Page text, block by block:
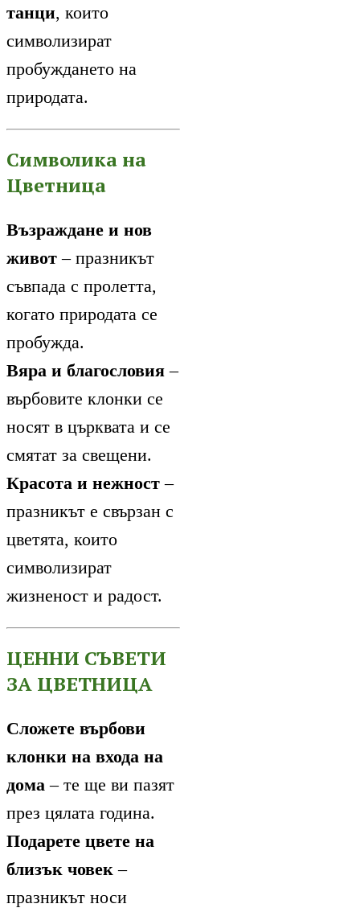
танци, които
символизират
пробуждането на
природата.
Символика на
Цветница
Възраждане и нов
живот – празникът
съвпада с пролетта,
когато природата се
пробужда.
Вяра и благословия –
върбовите клонки се
носят в църквата и се
смятат за свещени.
Красота и нежност –
празникът е свързан с
цветята, които
символизират
жизненост и радост.
ЦЕННИ СЪВЕТИ
ЗА ЦВЕТНИЦА
Сложете върбови
клонки на входа на
дома – те ще ви пазят
през цялата година.
Подарете цвете на
близък човек –
празникът носи